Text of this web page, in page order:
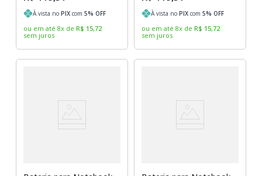
À vista noPIX com5% OFF
ou em até 8x de R$ 15,72
sem juros
À vista no PIX com 5% OFF
ou em até 8x de R$ 15,72
sem juros